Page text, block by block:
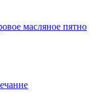
масляное пятно